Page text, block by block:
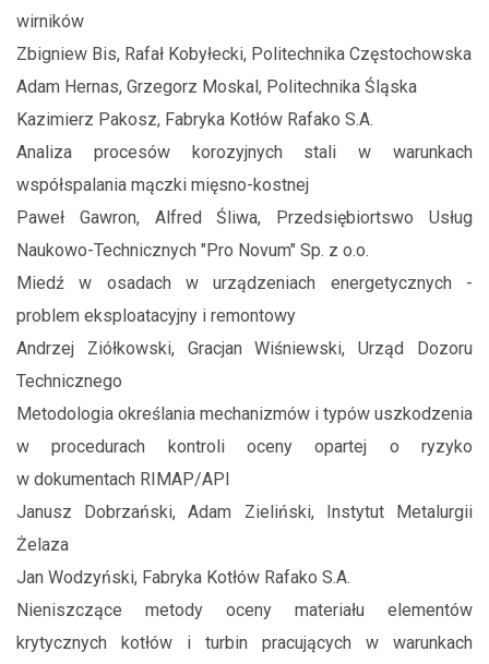
wirników
Zbigniew Bis, Rafał Kobyłecki, Politechnika Częstochowska
Adam Hernas, Grzegorz Moskal, Politechnika Śląska
Kazimierz Pakosz, Fabryka Kotłów Rafako S.A.
Analiza procesów korozyjnych stali w warunkach
współspalania mączki mięsno-kostnej
Paweł Gawron, Alfred Śliwa, Przedsiębiortswo Usług
Naukowo-Technicznych "Pro Novum" Sp. z o.o.
Miedź w osadach w urządzeniach energetycznych -
problem eksploatacyjny i remontowy
Andrzej Ziółkowski, Gracjan Wiśniewski, Urząd Dozoru
Technicznego
Metodologia określania mechanizmów i typów uszkodzenia
w procedurach kontroli oceny opartej o ryzyko
w dokumentach RIMAP/API
Janusz Dobrzański, Adam Zieliński, Instytut Metalurgii
Żelaza
Jan Wodzyński, Fabryka Kotłów Rafako S.A.
Nieniszczące metody oceny materiału elementów
krytycznych kotłów i turbin pracujących w warunkach